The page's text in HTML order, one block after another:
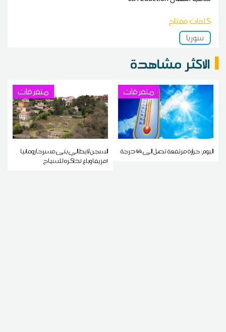
كلمات مفتاح
سوريا
الاكثر مشاهدة
متفرقات
اليوم: حرارة مرتفعة تصل إلى 44 درجة
متفرقات
السجن لإيطالي بنى مسرحا رومانيا
مزيفا وباع تذاكره للسياح!